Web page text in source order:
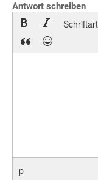
Antwort schreiben
Schriftart
p